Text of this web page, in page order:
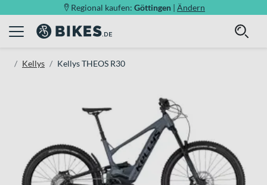
Regional kaufen: Göttingen | Ändern
Kellys Kellys THEOS R30